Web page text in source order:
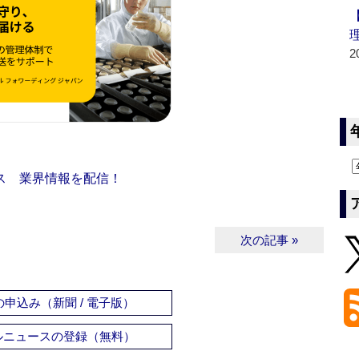
業界情報を配信！
次の記事 »
申込み（新聞 / 電子版）
ュースの登録（無料）